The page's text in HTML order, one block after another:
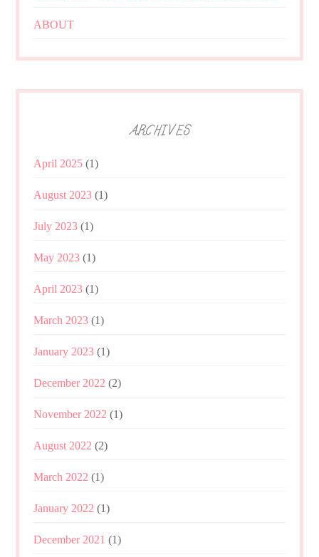
ABOUT
ARCHIVES
April 2025 (1)
August 2023 (1)
July 2023 (1)
May 2023 (1)
April 2023 (1)
March 2023 (1)
January 2023 (1)
December 2022 (2)
November 2022 (1)
August 2022 (2)
March 2022 (1)
January 2022 (1)
December 2021 (1)